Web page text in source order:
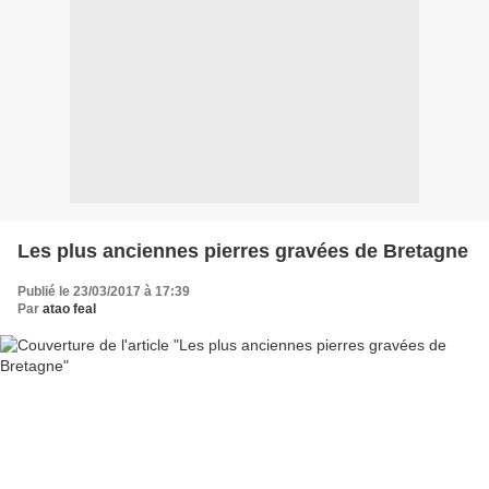
Les plus anciennes pierres gravées de Bretagne
Publié le 23/03/2017 à 17:39
Par atao feal